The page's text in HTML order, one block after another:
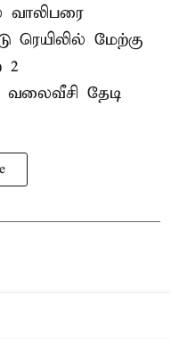
வாலிபரை
ரெயிலில் மேற்கு
2
தேடி